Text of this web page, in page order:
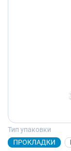
Тип упаковки
ПРОКЛАДКИ